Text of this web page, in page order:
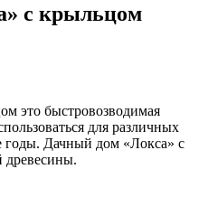
с крыльцом
это быстровозводимая
для различных
годы. Дачный дом «Локса» с
древесины.